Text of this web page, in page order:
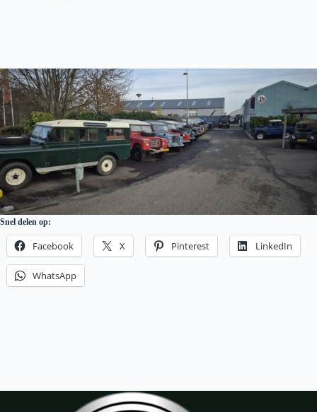
Snel delen op:
Facebook X Pinterest LinkedIn
WhatsApp